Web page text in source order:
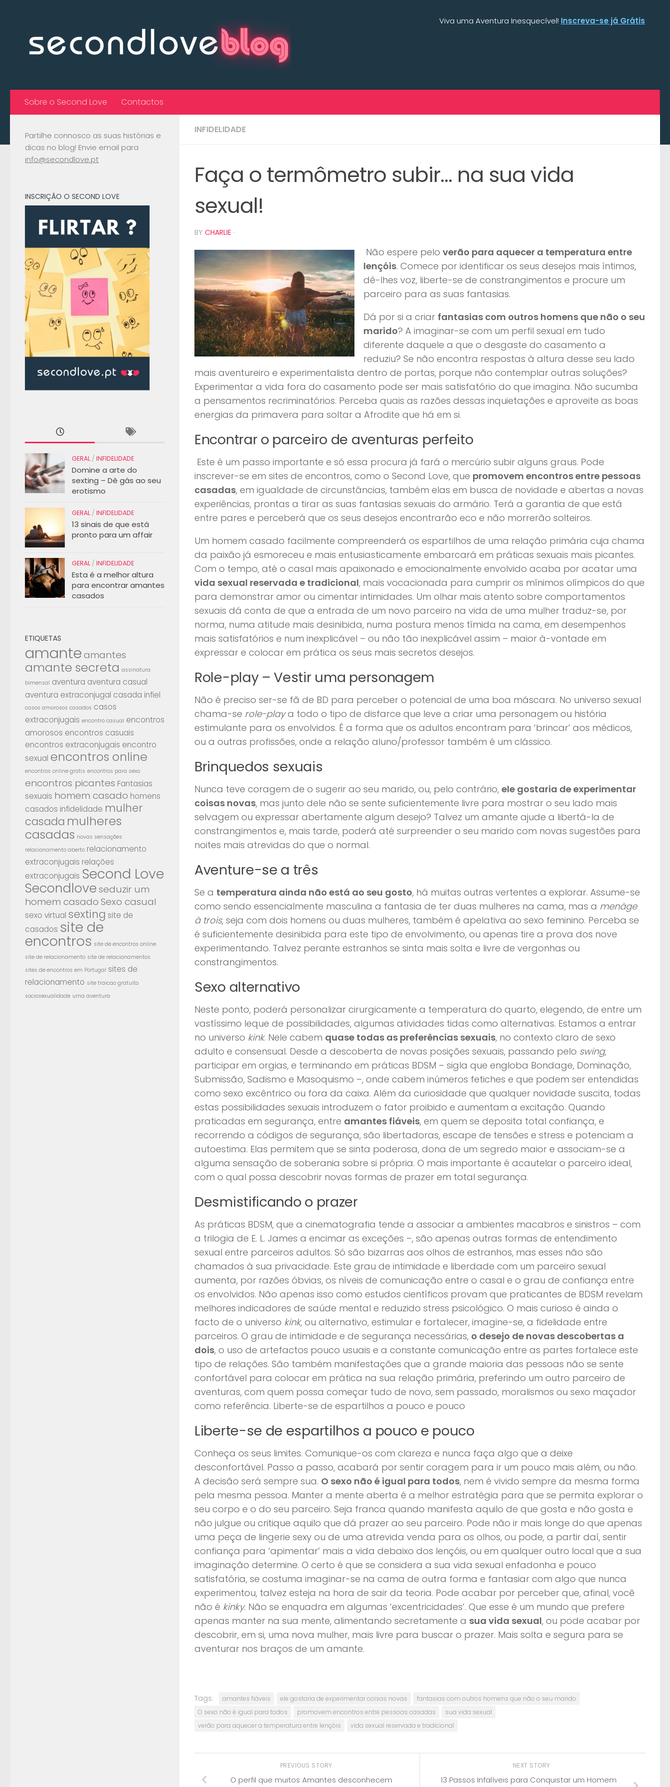
Viva uma Aventura Inesquecível! Inscreva-se já Grátis
Sobre o Second Love Contactos
INFIDELIDADE
Faça o termômetro subir… na sua vida
sexual!
BY CHARLIE ·
Não espere pelo verão para aquecer a temperatura entre
lençóis. Comece por identificar os seus desejos mais íntimos,
dê-lhes voz, liberte-se de constrangimentos e procure um
parceiro para as suas fantasias.
Dá por si a criar fantasias com outros homens que não o seu
marido? A imaginar-se com um perfil sexual em tudo
diferente daquele a que o desgaste do casamento a
reduziu? Se não encontra respostas à altura desse seu lado
mais aventureiro e experimentalista dentro de portas, porque não contemplar outras soluções?
Experimentar a vida fora do casamento pode ser mais satisfatório do que imagina. Não sucumba
a pensamentos recriminatórios. Perceba quais as razões dessas inquietações e aproveite as boas
energias da primavera para soltar a Afrodite que há em si.
Encontrar o parceiro de aventuras perfeito
Este é um passo importante e só essa procura já fará o mercúrio subir alguns graus. Pode
inscrever-se em sites de encontros, como o Second Love, que promovem encontros entre pessoas
casadas, em igualdade de circunstâncias, também elas em busca de novidade e abertas a novas
experiências, prontas a tirar as suas fantasias sexuais do armário. Terá a garantia de que está
entre pares e perceberá que os seus desejos encontrarão eco e não morrerão solteiros.
Um homem casado facilmente compreenderá os espartilhos de uma relação primária cuja chama
da paixão já esmoreceu e mais entusiasticamente embarcará em práticas sexuais mais picantes.
Com o tempo, até o casal mais apaixonado e emocionalmente envolvido acaba por acatar uma
vida sexual reservada e tradicional, mais vocacionada para cumprir os mínimos olímpicos do que
para demonstrar amor ou cimentar intimidades. Um olhar mais atento sobre comportamentos
sexuais dá conta de que a entrada de um novo parceiro na vida de uma mulher traduz-se, por
norma, numa atitude mais desinibida, numa postura menos tímida na cama, em desempenhos
mais satisfatórios e num inexplicável – ou não tão inexplicável assim – maior à-vontade em
expressar e colocar em prática os seus mais secretos desejos.
Role-play – Vestir uma personagem
Não é preciso ser-se fã de BD para perceber o potencial de uma boa máscara. No universo sexual
chama-se role-playa todo o tipo de disfarce que leve a criar uma personagem ou história
estimulante para os envolvidos. É a forma que os adultos encontram para ‘brincar’ aos médicos,
ou a outras profissões, onde a relação aluno/professor também é um clássico.
Brinquedos sexuais
Nunca teve coragem de o sugerir ao seu marido, ou, pelo contrário, ele gostaria de experimentar
coisas novas, mas junto dele não se sente suficientemente livre para mostrar o seu lado mais
selvagem ou expressar abertamente algum desejo? Talvez um amante ajude a libertá-la de
constrangimentos e, mais tarde, poderá até surpreender o seu marido com novas sugestões para
noites mais atrevidas do que o normal.
Aventure-se a três
Se a temperatura ainda não está ao seu gosto, há muitas outras vertentes a explorar. Assume-se
como sendo essencialmente masculina a fantasia de ter duas mulheres na cama, mas a menàge
à trois, seja com dois homens ou duas mulheres, também é apelativa ao sexo feminino. Perceba se
é suficientemente desinibida para este tipo de envolvimento, ou apenas tire a prova dos nove
experimentando. Talvez perante estranhos se sinta mais solta e livre de vergonhas ou
constrangimentos.
Sexo alternativo
Neste ponto, poderá personalizar cirurgicamente a temperatura do quarto, elegendo, de entre um
vastíssimo leque de possibilidades, algumas atividades tidas como alternativas. Estamos a entrar
no universo kink. Nele cabem quase todas as preferências sexuais, no contexto claro de sexo
adulto e consensual. Desde a descoberta de novas posições sexuais, passando pelo swing,
participar em orgias, e terminando em práticas BDSM – sigla que engloba Bondage, Dominação,
Submissão, Sadismo e Masoquismo –, onde cabem inúmeros fetiches e que podem ser entendidas
como sexo excêntrico ou fora da caixa. Além da curiosidade que qualquer novidade suscita, todas
estas possibilidades sexuais introduzem o fator proibido e aumentam a excitação. Quando
praticadas em segurança, entre amantes fiáveis, em quem se deposita total confiança, e
recorrendo a códigos de segurança, são libertadoras, escape de tensões e stress e potenciam a
autoestima. Elas permitem que se sinta poderosa, dona de um segredo maior e associam-se a
alguma sensação de soberania sobre si própria. O mais importante é acautelar o parceiro ideal,
com o qual possa descobrir novas formas de prazer em total segurança.
Desmistificando o prazer
As práticas BDSM, que a cinematografia tende a associar a ambientes macabros e sinistros – com
a trilogia de E. L. James a encimar as exceções –, são apenas outras formas de entendimento
sexual entre parceiros adultos. Só são bizarras aos olhos de estranhos, mas esses não são
chamados à sua privacidade. Este grau de intimidade e liberdade com um parceiro sexual
aumenta, por razões óbvias, os níveis de comunicação entre o casal e o grau de confiança entre
os envolvidos. Não apenas isso como estudos científicos provam que praticantes de BDSM revelam
melhores indicadores de saúde mental e reduzido stress psicológico. O mais curioso é ainda o
facto de o universo kink, ou alternativo, estimular e fortalecer, imagine-se, a fidelidade entre
parceiros. O grau de intimidade e de segurança necessárias, o desejo de novas descobertas a
dois, o uso de artefactos pouco usuais e a constante comunicação entre as partes fortalece este
tipo de relações. São também manifestações que a grande maioria das pessoas não se sente
confortável para colocar em prática na sua relação primária, preferindo um outro parceiro de
aventuras, com quem possa começar tudo de novo, sem passado, moralismos ou sexo maçador
como referência. Liberte-se de espartilhos a pouco e pouco
Liberte-se de espartilhos a pouco e pouco
Conheça os seus limites. Comunique-os com clareza e nunca faça algo que a deixe
desconfortável. Passo a passo, acabará por sentir coragem para ir um pouco mais além, ou não.
A decisão será sempre sua. O sexo não é igual para todos, nem é vivido sempre da mesma forma
pela mesma pessoa. Manter a mente aberta é a melhor estratégia para que se permita explorar o
seu corpo e o do seu parceiro. Seja franca quando manifesta aquilo de que gosta e não gosta e
não julgue ou critique aquilo que dá prazer ao seu parceiro. Pode não ir mais longe do que apenas
uma peça de lingerie sexy ou de uma atrevida venda para os olhos, ou pode, a partir daí, sentir
confiança para ‘apimentar’ mais a vida debaixo dos lençóis, ou em qualquer outro local que a sua
imaginação determine. O certo é que se considera a sua vida sexual enfadonha e pouco
satisfatória, se costuma imaginar-se na cama de outra forma e fantasiar com algo que nunca
experimentou, talvez esteja na hora de sair da teoria. Pode acabar por perceber que, afinal, você
não é kinky. Não se enquadra em algumas ‘excentricidades’. Que esse é um mundo que prefere
apenas manter na sua mente, alimentando secretamente a sua vida sexual, ou pode acabar por
descobrir, em si, uma nova mulher, mais livre para buscar o prazer. Mais solta e segura para se
aventurar nos braços de um amante.
Tags: amantes fiáveis ele gostaria de experimentar coisas novas
fantasias com outros homens que não o seu marido
O sexo não é igual para todos
promovem encontros entre pessoas casadas
sua vida sexual
verão para aquecer a temperatura entre lençóis
vida sexual reservada e tradicional
NEXT STORY
13 Passos Infalíveis para Conquistar um Homem
PREVIOUS STORY
O perfil que muitos Amantes desconhecem
Partilhe connosco as suas histórias e
dicas no blog! Envie email para
info@secondlove.pt
INSCRIÇÃO O SECOND LOVE
GERAL / INFIDELIDADE
Domine a arte do
sexting – Dê gás ao seu
erotismo
GERAL / INFIDELIDADE
13 sinais de que está
pronto para um affair
GERAL / INFIDELIDADE
Esta é a melhor altura
para encontrar amantes
casados
ETIQUETAS
amanteamantes
amante secreta assinatura
bimensal aventura aventura casual
aventura extraconjugal casada infiel
casos amorosos casados casos
extraconjugais encontro casual encontros
amorosos encontros casuais
encontros extraconjugais encontro
sexual encontros online
encontros online gratis encontros para sexo
encontros picantes Fantasias
sexuais homem casado homens
casados infidelidade mulher
casada mulheres
casadas novas sensações
relacionamento aberto relacionamento
extraconjugais relações
extraconjugais Second Love
Secondloveseduzir um
homem casadoSexo casual
sexo virtual sexting site de
casados site de
encontros site de encontros online
site de relacionamento site de relacionamentos
sites de encontros em Portugal sites de
relacionamento site traicao gratuito
sociosexualidade uma aventura